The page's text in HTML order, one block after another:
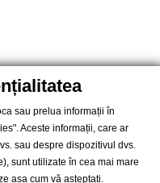
Magazin online cu Produse
RO14935035, Registrul
Dimieni, nr. 7, Bucuresti,
sau prelua informații în
Aceste informații, care ar
sau despre dispozitivul dvs.
sunt utilizate în cea mai mare
așa cum vă așteptați.